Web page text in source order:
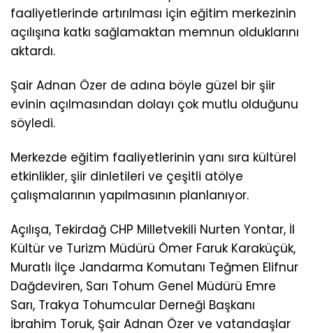
faaliyetlerinde artırılması için eğitim merkezinin
açılışına katkı sağlamaktan memnun olduklarını
aktardı.
Şair Adnan Özer de adına böyle güzel bir şiir
evinin açılmasından dolayı çok mutlu olduğunu
söyledi.
Merkezde eğitim faaliyetlerinin yanı sıra kültürel
etkinlikler, şiir dinletileri ve çeşitli atölye
çalışmalarının yapılmasının planlanıyor.
Açılışa, Tekirdağ CHP Milletvekili Nurten Yontar, İl
Kültür ve Turizm Müdürü Ömer Faruk Karaküçük,
Muratlı İlçe Jandarma Komutanı Teğmen Elifnur
Dağdeviren, Sarı Tohum Genel Müdürü Emre
Sarı, Trakya Tohumcular Derneği Başkanı
İbrahim Toruk, Şair Adnan Özer ve vatandaşlar